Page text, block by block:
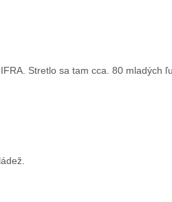
Stretlo sa tam cca. 80 mladých